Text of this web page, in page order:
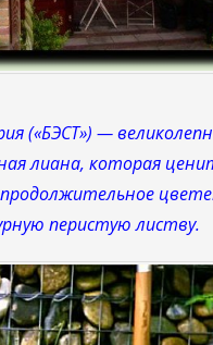
(«БЭСТ») —
лиана, которая
перистую листву.